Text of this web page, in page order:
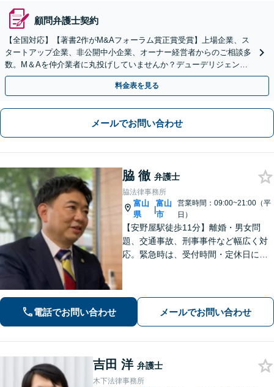
顧問弁護士契約
【全国対応】【著書2作がM&Aフォーラム賞正賞受賞】上場企業、ス
タートアップ企業、非公開中小企業、オーナー経営者からのご相談多
数。M＆Aを仲介業者に丸投げしていませんか？デューデリジェンス
や契約書作成・交渉はお任せください【初回無料】
料金表を見る
メールでお問い合わせ
脇 徹 弁護士
脇法律事務所
富山
県
|
富山
市
営業時間：09:00~21:00（平
日）
【安野屋駅徒歩11分】離婚・男女問
題、交通事故、刑事事件など幅広く対
応。緊急時は、受付時間・定休日に関
電話でお問い合わせ メールでお問い合わせ
吉田 洋 弁護士
木下法律事務所